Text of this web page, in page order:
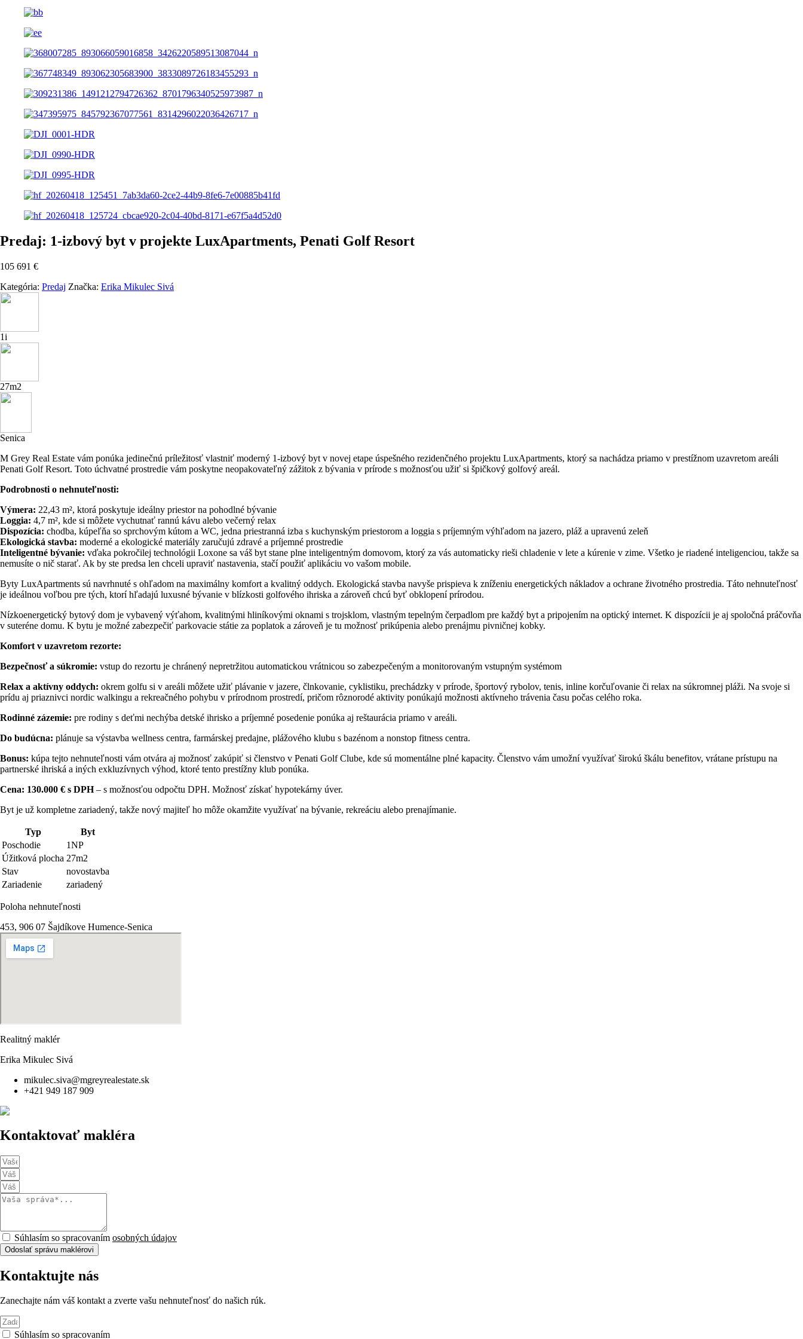
Predaj: 1-izbový byt v projekte LuxApartments, Penati Golf Resort
105 691 €
Kategória: Predaj Značka: Erika Mikulec Sivá
1i
27m2
Senica
M Grey Real Estate vám ponúka jedinečnú príležitosť vlastniť moderný 1-izbový byt v novej etape úspešného rezidenčného projektu LuxApartments, ktorý sa nachádza priamo v prestížnom uzavretom areáli
Penati Golf Resort. Toto úchvatné prostredie vám poskytne neopakovateľný zážitok z bývania v prírode s možnosťou užiť si špičkový golfový areál.
Podrobnosti o nehnuteľnosti:
Výmera: 22,43 m², ktorá poskytuje ideálny priestor na pohodlné bývanie
Loggia: 4,7 m², kde si môžete vychutnať rannú kávu alebo večerný relax
Dispozícia: chodba, kúpeľňa so sprchovým kútom a WC, jedna priestranná izba s kuchynským priestorom a loggia s príjemným výhľadom na jazero, pláž a upravenú zeleň
Ekologická stavba: moderné a ekologické materiály zaručujú zdravé a príjemné prostredie
Inteligentné bývanie: vďaka pokročilej technológii Loxone sa váš byt stane plne inteligentným domovom, ktorý za vás automaticky rieši chladenie v lete a kúrenie v zime. Všetko je riadené inteligenciou, takže sa
nemusíte o nič starať. Ak by ste predsa len chceli upraviť nastavenia, stačí použiť aplikáciu vo vašom mobile.
Byty LuxApartments sú navrhnuté s ohľadom na maximálny komfort a kvalitný oddych. Ekologická stavba navyše prispieva k zníženiu energetických nákladov a ochrane životného prostredia. Táto nehnuteľnosť
je ideálnou voľbou pre tých, ktorí hľadajú luxusné bývanie v blízkosti golfového ihriska a zároveň chcú byť obklopení prírodou.
Nízkoenergetický bytový dom je vybavený výťahom, kvalitnými hliníkovými oknami s trojsklom, vlastným tepelným čerpadlom pre každý byt a pripojením na optický internet. K dispozícii je aj spoločná práčovňa
v suteréne domu. K bytu je možné zabezpečiť parkovacie státie za poplatok a zároveň je tu možnosť prikúpenia alebo prenájmu pivničnej kobky.
Komfort v uzavretom rezorte:
Bezpečnosť a súkromie: vstup do rezortu je chránený nepretržitou automatickou vrátnicou so zabezpečeným a monitorovaným vstupným systémom
Relax a aktívny oddych: okrem golfu si v areáli môžete užiť plávanie v jazere, člnkovanie, cyklistiku, prechádzky v prírode, športový rybolov, tenis, inline korčuľovanie či relax na súkromnej pláži. Na svoje si
prídu aj priaznivci nordic walkingu a rekreačného pohybu v prírodnom prostredí, pričom rôznorodé aktivity ponúkajú možnosti aktívneho trávenia času počas celého roka.
Rodinné zázemie: pre rodiny s deťmi nechýba detské ihrisko a príjemné posedenie ponúka aj reštaurácia priamo v areáli.
Do budúcna: plánuje sa výstavba wellness centra, farmárskej predajne, plážového klubu s bazénom a nonstop fitness centra.
Bonus: kúpa tejto nehnuteľnosti vám otvára aj možnosť zakúpiť si členstvo v Penati Golf Clube, kde sú momentálne plné kapacity. Členstvo vám umožní využívať širokú škálu benefitov, vrátane prístupu na
partnerské ihriská a iných exkluzívnych výhod, ktoré tento prestížny klub ponúka.
Cena: 130.000 € s DPH– s možnosťou odpočtu DPH. Možnosť získať hypotekárny úver.
Byt je už kompletne zariadený, takže nový majiteľ ho môže okamžite využívať na bývanie, rekreáciu alebo prenajímanie.
Typ
Byt
Poschodie
1NP
Úžitková plocha 27m2
Stav
novostavba
Zariadenie
zariadený
Poloha nehnuteľnosti
453, 906 07 Šajdíkove Humence-Senica
Realitný maklér
Erika Mikulec Sivá
mikulec.siva@mgreyrealestate.sk
+421 949 187 909
Kontaktovať makléra
Súhlasím so spracovaním osobných údajov
Odoslať správu maklérovi
Kontaktujte nás
Zanechajte nám váš kontakt a zverte vašu nehnuteľnosť do našich rúk.
Súhlasím so spracovaním